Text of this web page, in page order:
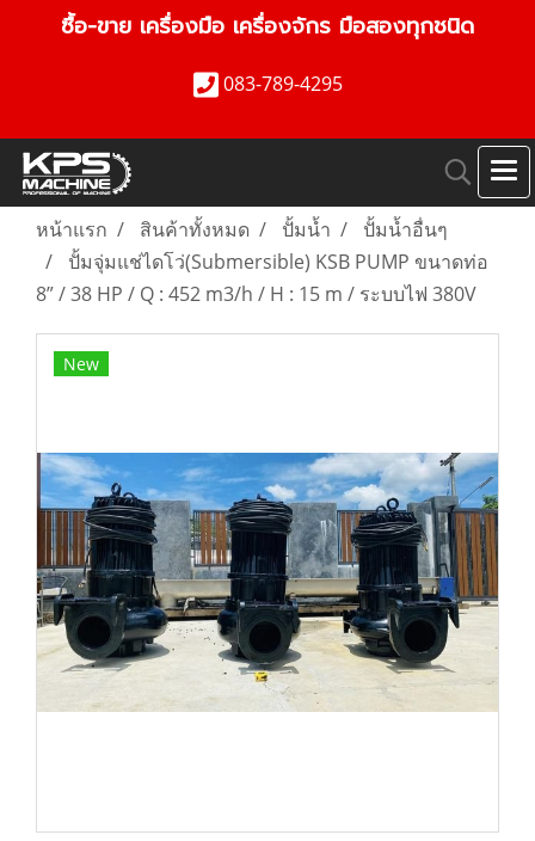
ซื้อ-ขาย เครื่องมือ เครื่องจักร มือสองทุกชนิด
083-789-4295
หน้าแรก สินค้าทั้งหมด ปั้มน้ำ
ปั้มน้ำอื่นๆ
ปั้มจุ่มแช่ไดโว่(Submersible) KSB PUMP ขนาดท่อ
8” / 38 HP / Q : 452 m3/h / H : 15 m / ระบบไฟ 380V
New